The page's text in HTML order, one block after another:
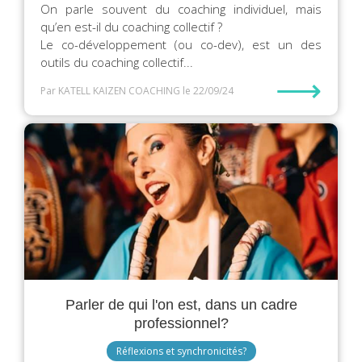
On parle souvent du coaching individuel, mais
qu’en est-il du coaching collectif ?
Le co-développement (ou co-dev), est un des
outils du coaching collectif...
Par KATELL KAIZEN COACHING le 22/09/24 ⟶
Parler de qui l'on est, dans un cadre
professionnel?
Réflexions et synchronicités?